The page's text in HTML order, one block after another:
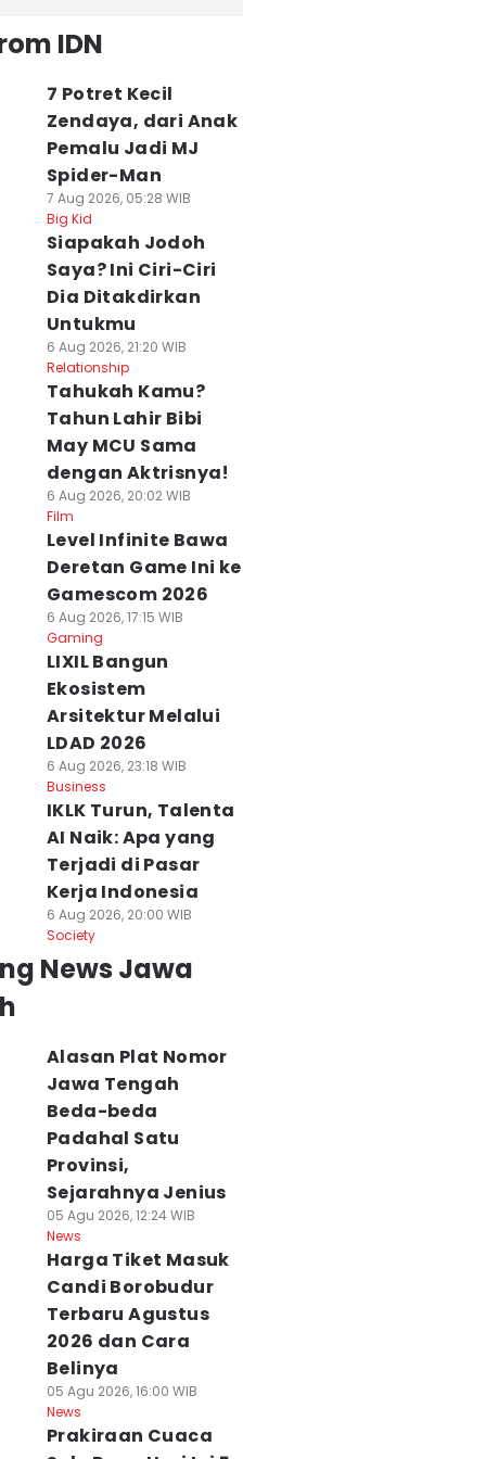
IDN
7 Potret Kecil
Zendaya, dari Anak
Pemalu Jadi MJ
Spider-Man
7 Aug 2026, 05:28 WIB
Big Kid
Siapakah Jodoh
Saya? Ini Ciri-Ciri
Dia Ditakdirkan
Untukmu
6 Aug 2026, 21:20 WIB
Relationship
Tahukah Kamu?
Tahun Lahir Bibi
May MCU Sama
dengan Aktrisnya!
6 Aug 2026, 20:02 WIB
Film
Level Infinite Bawa
Deretan Game Ini ke
Gamescom 2026
6 Aug 2026, 17:15 WIB
Gaming
LIXIL Bangun
Ekosistem
Arsitektur Melalui
LDAD 2026
6 Aug 2026, 23:18 WIB
Business
IKLK Turun, Talenta
AI Naik: Apa yang
Terjadi di Pasar
Kerja Indonesia
6 Aug 2026, 20:00 WIB
Society
News Jawa
Alasan Plat Nomor
Jawa Tengah
Beda-beda
Padahal Satu
Provinsi,
Sejarahnya Jenius
05 Agu 2026, 12:24 WIB
News
Harga Tiket Masuk
Candi Borobudur
Terbaru Agustus
2026 dan Cara
Belinya
05 Agu 2026, 16:00 WIB
News
Prakiraan Cuaca